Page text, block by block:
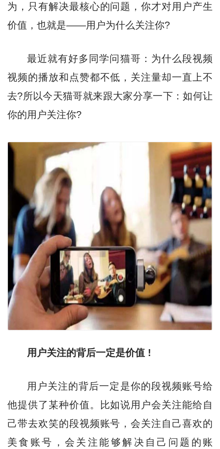
为，只有解决最核心的问题，你才对用户产生
价值，也就是——用户为什么关注你?
最近就有好多同学问猫哥：为什么段视频
视频的播放和点赞都不低，关注量却一直上不
去?所以今天猫哥就来跟大家分享一下：如何让
你的用户关注你?
用户关注的背后一定是价值 !
用户关注的背后一定是你的段视频账号给
他提供了某种价值。比如说用户会关注能给自
己带去欢笑的段视频账号，会关注自己喜欢的
美食账号，会关注能够解决自己问题的账